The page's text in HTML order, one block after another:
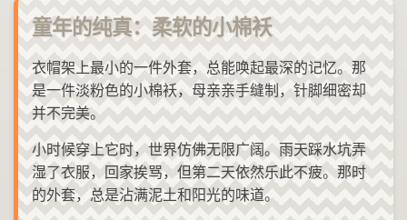
童年的纯真：柔软的小棉袄
衣帽架上最小的一件外套，总能唤起最深的记忆。那
是一件淡粉色的小棉袄，母亲亲手缝制，针脚细密却
并不完美。
小时候穿上它时，世界仿佛无限广阔。雨天踩水坑弄
湿了衣服，回家挨骂，但第二天依然乐此不疲。那时
的外套，总是沾满泥土和阳光的味道。